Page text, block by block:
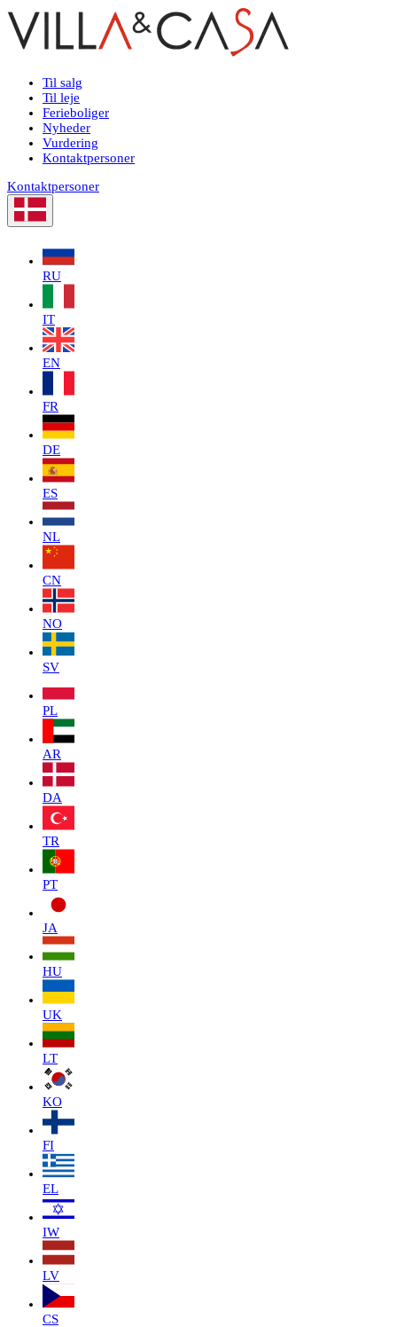
Til salg
Til leje
Ferieboliger
Nyheder
Vurdering
Kontaktpersoner
Kontaktpersoner
RU
IT
EN
FR
DE
ES
NL
CN
NO
SV
PL
AR
DA
TR
PT
JA
HU
UK
LT
KO
FI
EL
IW
LV
CS